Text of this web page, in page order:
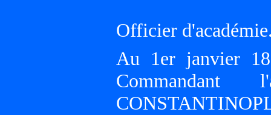
Officier
Au 1er janvier
Commandant